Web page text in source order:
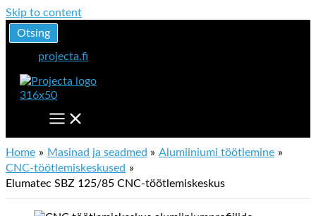
Skip to content
Otsing
projecta.fi
Home Masinad ja seadmed
Alumiiniumi töötlemine
CNC-töötlemiskeskused
Elumatec SBZ 125/85 CNC-töötlemiskeskus